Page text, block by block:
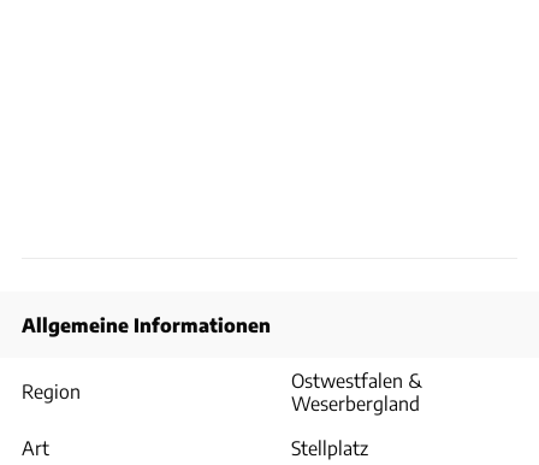
Allgemeine Informationen
Region
Ostwestfalen &
Weserbergland
Art
Stellplatz